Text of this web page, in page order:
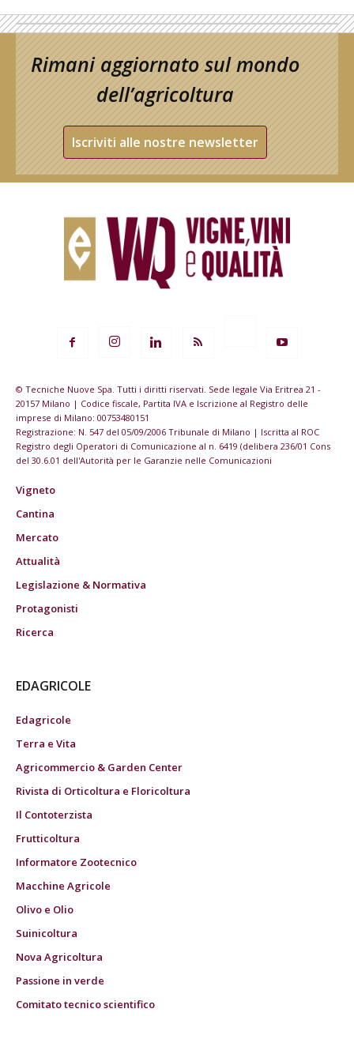
Rimani aggiornato sul mondo
dell’agricoltura
Iscriviti alle nostre newsletter
© Tecniche Nuove Spa. Tutti i diritti riservati. Sede legale Via Eritrea 21 -
20157 Milano | Codice fiscale, Partita IVA e Iscrizione al Registro delle
imprese di Milano: 00753480151
Registrazione: N. 547 del 05/09/2006 Tribunale di Milano | Iscritta al ROC
Registro degli Operatori di Comunicazione al n. 6419 (delibera 236/01 Cons
del 30.6.01 dell'Autorità per le Garanzie nelle Comunicazioni
Vigneto
Cantina
Mercato
Attualità
Legislazione & Normativa
Protagonisti
Ricerca
EDAGRICOLE
Edagricole
Terra e Vita
Agricommercio & Garden Center
Rivista di Orticoltura e Floricoltura
Il Contoterzista
Frutticoltura
Informatore Zootecnico
Macchine Agricole
Olivo e Olio
Suinicoltura
Nova Agricoltura
Passione in verde
Comitato tecnico scientifico